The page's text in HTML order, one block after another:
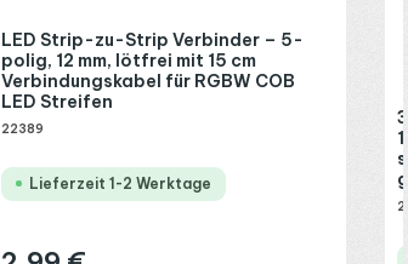
LED Strip-zu-Strip Verbinder – 5-
polig, 12 mm, lötfrei mit 15 cm
Verbindungskabel für RGBW COB
LED Streifen
22389
Lieferzeit 1-2 Werktage
Regulärer Preis: